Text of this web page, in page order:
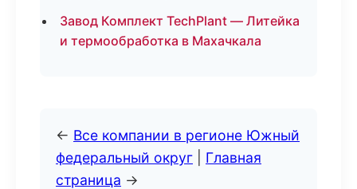
Завод Комплект TechPlant — Литейка
и термообработка в Махачкала
← Все компании в регионе Южный
федеральный округ
Главная
страница →